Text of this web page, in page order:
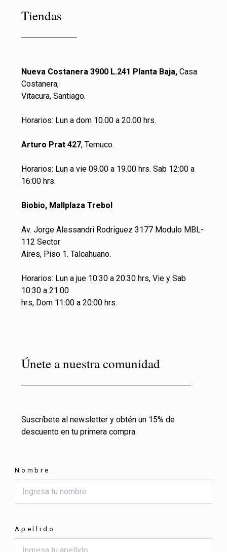
Tiendas
Nueva Costanera 3900 L.241 Planta Baja, Casa
Costanera,
Vitacura, Santiago.
Horarios: Lun a dom 10.00 a 20.00 hrs.
Arturo Prat 427, Temuco.
Horarios: Lun a vie 09.00 a 19.00 hrs. Sab 12:00 a
16:00 hrs.
Biobio, Mallplaza Trebol
Av. Jorge Alessandri Rodriguez 3177 Modulo MBL-
112 Sector
Aires, Piso 1. Talcahuano.
Horarios: Lun a jue 10:30 a 20:30 hrs, Vie y Sab
10:30 a 21:00
hrs, Dom 11:00 a 20:00 hrs.
Únete a nuestra comunidad
Suscríbete al newsletter y obtén un 15% de
descuento en tu primera compra.
Nombre
Apellido